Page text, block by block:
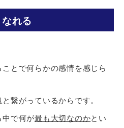
れる
とで何らかの感情を感じら
と繋がっているからです。
中で何が最も大切なのかとい